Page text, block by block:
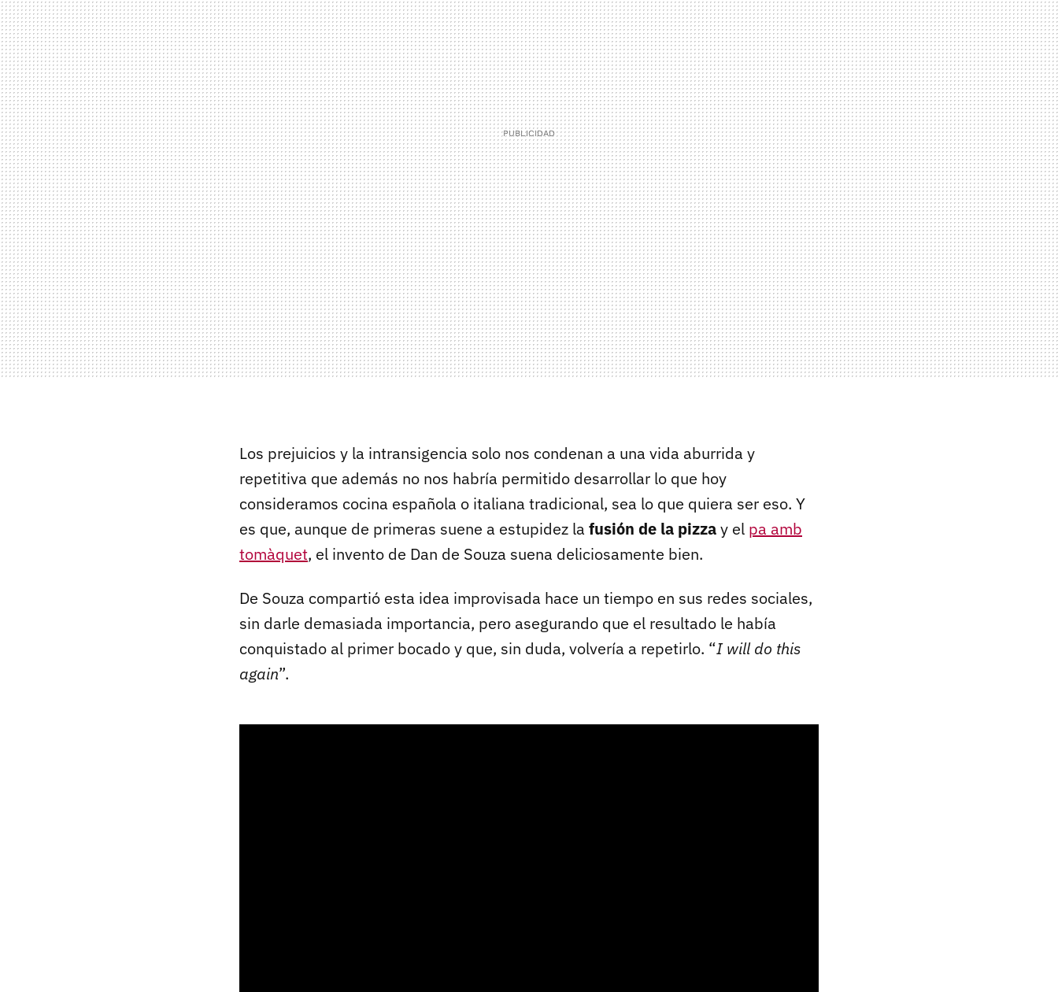
Los prejuicios y la intransigencia solo nos condenan a una vida aburrida y
repetitiva que además no nos habría permitido desarrollar lo que hoy
consideramos cocina española o italiana tradicional, sea lo que quiera ser eso. Y
es que, aunque de primeras suene a estupidez la fusión de la pizzay el pa amb
tomàquet, el invento de Dan de Souza suena deliciosamente bien.
De Souza compartió esta idea improvisada hace un tiempo en sus redes sociales,
sin darle demasiada importancia, pero asegurando que el resultado le había
conquistado al primer bocado y que, sin duda, volvería a repetirlo. “I will do this
again”.